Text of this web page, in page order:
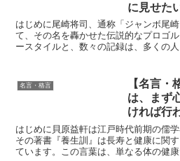
に見せた
深い意味
はじめに尾崎将司、通称「ジャンボ尾
て、その名を轟かせた伝説的なプロゴ
ースタイルと、数々の記録は、多くの
名言・格言
【名言・
は、まず
ければ行
かにして
て欲を少
心配をし
はじめに貝原益軒は江戸時代前期の儒
その著書『養生訓』は長寿と健康に関
ています。この言葉は、単なる体の健